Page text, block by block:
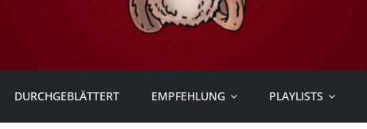
DURCHGEBLÄTTERT EMPFEHLUNG PLAYLISTS